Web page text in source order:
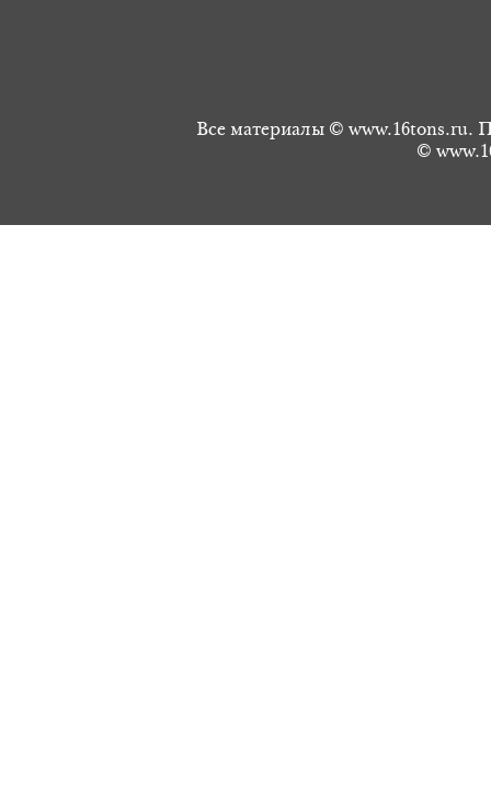
Все материалы © www.16tons.ru.
©